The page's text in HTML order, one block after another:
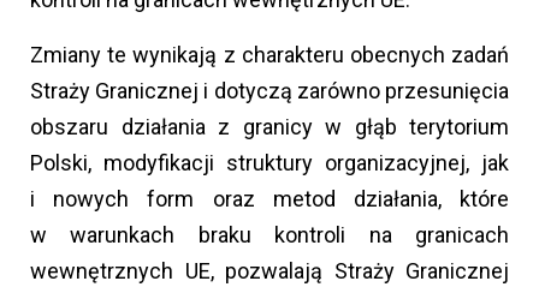
Zmiany te wynikają z charakteru obecnych zadań
Straży Granicznej i dotyczą zarówno przesunięcia
obszaru działania z granicy w głąb terytorium
Polski, modyfikacji struktury organizacyjnej, jak
i nowych form oraz metod działania, które
w warunkach braku kontroli na granicach
wewnętrznych UE, pozwalają Straży Granicznej